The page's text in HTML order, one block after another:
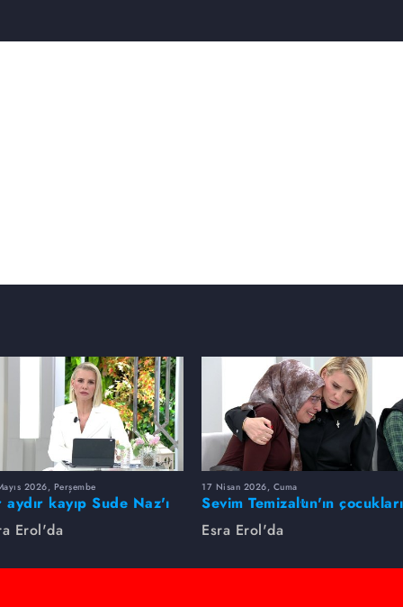
2026, Perşembe
aydır kayıp Sude Naz'ı
Erol buldu
Erol'da
17 Nisan 2026, Cuma
Sevim Temizaltın'ın çocukları
nerede?
Esra Erol'da